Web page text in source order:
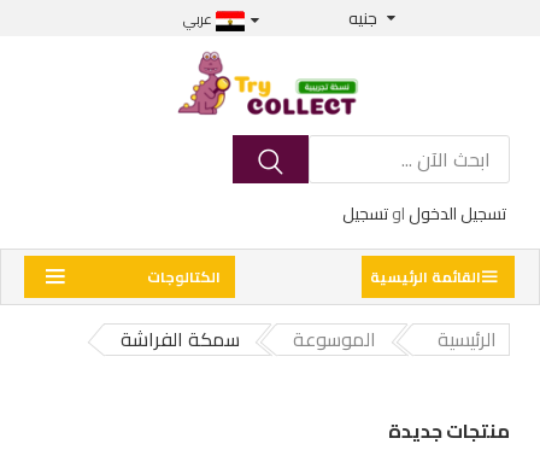
جنيه عربي
تسجيل الدخولاوتسجيل
الكتالوجات القائمة الرئيسية
الرئيسية الموسوعة سمكة الفراشة
منتجات جديدة